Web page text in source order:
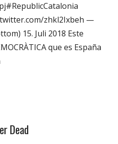
zhkl2Ixbeh —
15. Juli 2018 Este
que es España
Dead